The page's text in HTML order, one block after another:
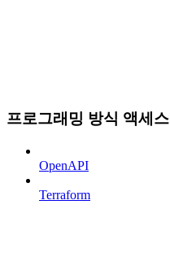
프로그래밍 방식 액세스
OpenAPI
Terraform